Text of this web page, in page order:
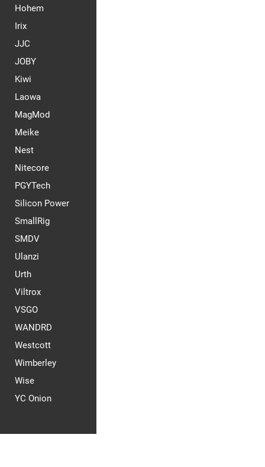
Hohem
Irix
JJC
JOBY
Kiwi
Laowa
MagMod
Meike
Nest
Nitecore
PGYTech
Silicon Power
SmallRig
SMDV
Ulanzi
Urth
Viltrox
VSGO
WANDRD
Westcott
Wimberley
Wise
YC Onion